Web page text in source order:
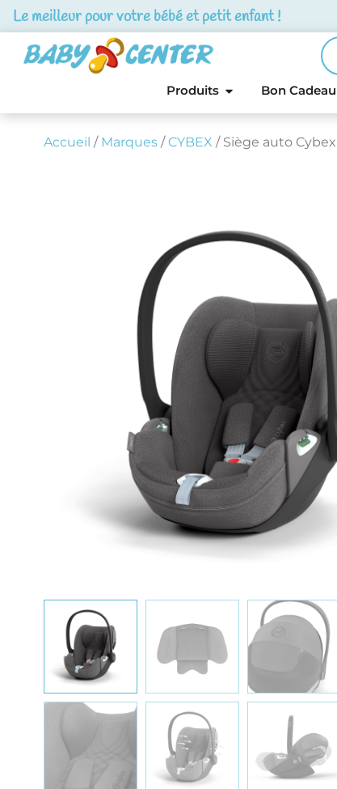
Le meilleur pour votre bébé et petit enfant !
Produits Bon Cadeau
Accueil / Marques/CYBEX / Siège auto